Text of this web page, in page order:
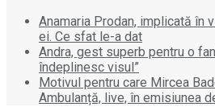
Anamaria Prodan, implicată în
ei. Ce sfat le-a dat
Andra, gest superb pentru o
îndeplinesc visul”
Motivul pentru care Mircea
Ambulanță, live, în emisiunea